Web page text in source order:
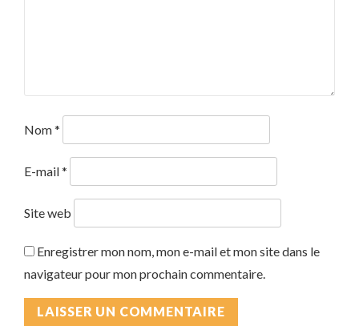
Nom*
E-mail*
Site web
Enregistrer mon nom, mon e-mail et mon site dans le
navigateur pour mon prochain commentaire.